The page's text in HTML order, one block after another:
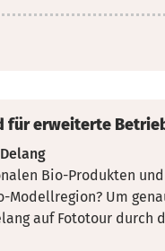
für erweiterte
Bio-Produkten
Um
auf Fototour durch